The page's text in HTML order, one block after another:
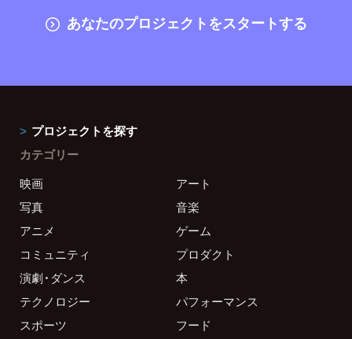
あなたのプロジェクトをスタートする
プロジェクトを探す
カテゴリー
映画
アート
写真
音楽
アニメ
ゲーム
コミュニティ
プロダクト
演劇・ダンス
本
テクノロジー
パフォーマンス
スポーツ
フード